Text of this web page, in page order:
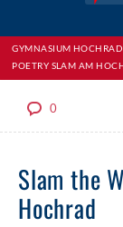
GYMNASIUM HOCHRAD
POETRY SLAM AM
0
Slam the
Hochrad